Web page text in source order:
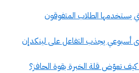
يستخدمها الطلاب المتفوقون
أسبوعي يجذب التفاعل على لينكدإن
كيف تعوّض قلة الخبرة بقوة الحافز؟